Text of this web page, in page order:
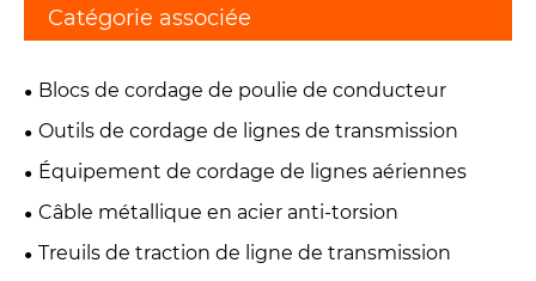
Catégorie associée
Blocs de cordage de poulie de conducteur
Outils de cordage de lignes de transmission
Équipement de cordage de lignes aériennes
Câble métallique en acier anti-torsion
Treuils de traction de ligne de transmission